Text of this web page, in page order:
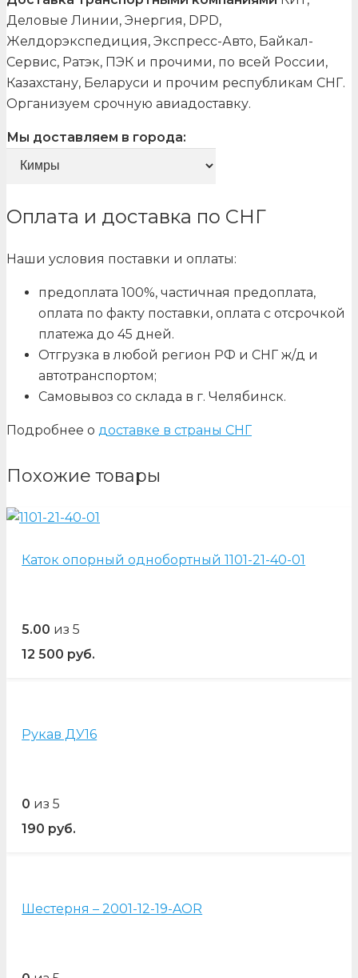
Деловые Линии, Энергия, DPD,
Желдорэкспедиция, Экспресс-Авто, Байкал-
Сервис, Ратэк, ПЭК и прочими, по всей России,
Казахстану, Беларуси и прочим республикам СНГ.
Организуем срочную авиадоставку.
Мы доставляем в города:
Оплата и доставка по СНГ
Наши условия поставки и оплаты:
предоплата 100%, частичная предоплата,
оплата по факту поставки, оплата с отсрочкой
платежа до 45 дней.
Отгрузка в любой регион РФ и СНГ ж/д и
автотранспортом;
Самовывоз со склада в г. Челябинск.
Подробнее о доставке в страны СНГ
Похожие товары
Каток опорный однобортный 1101-21-40-01
5.00 из 5
12 500 руб.
Рукав ДУ16
0 из 5
190 руб.
Шестерня – 2001-12-19-AOR